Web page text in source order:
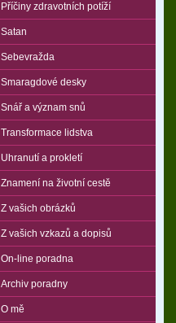
Příčiny zdravotních potíží
Satan
Sebevražda
Smaragdové desky
Snář a význam snů
Transformace lidstva
Uhranutí a prokletí
Znamení na životní cestě
Z vašich obrázků
Z vašich vzkazů a dopisů
On-line poradna
Archiv poradny
O mě